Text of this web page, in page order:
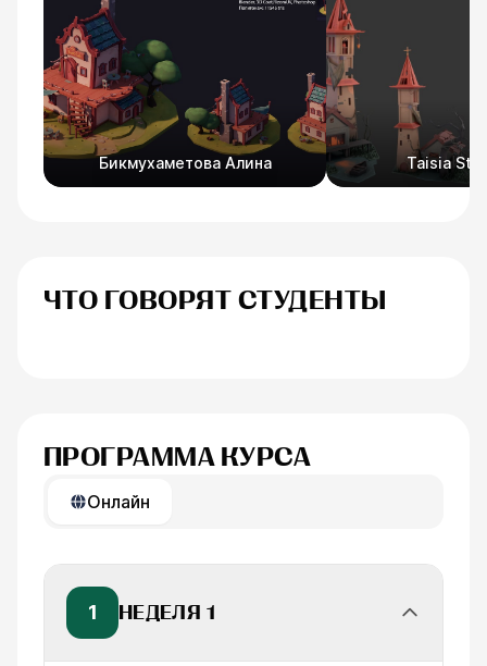
Бикмухаметова Алина Taisia
ЧТО ГОВОРЯТ СТУДЕНТЫ
Анна Иванова Егоренков
ПРОГРАММА КУРСА
Онлайн
1 НЕДЕЛЯ 1